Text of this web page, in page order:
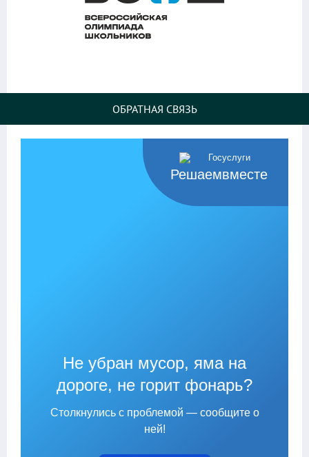
ОБРАТНАЯ СВЯЗЬ
Решаемвместе
Не убран мусор, яма на
дороге, не горит фонарь?
Столкнулись с проблемой — сообщите о
ней!